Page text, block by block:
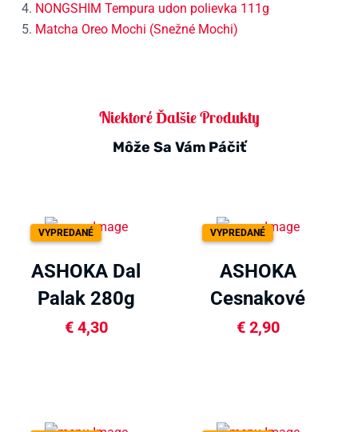
NONGSHIM Tempura udon polievka 111g
Matcha Oreo Mochi (Snežné Mochi)
Niektoré Ďalšie Produkty
Môže Sa Vám Páčiť
VYPREDANÉ
ASHOKA Dal
Palak 280g
€4,30
VYPREDANÉ
ASHOKA
Cesnakové
chutney 190g
€2,90